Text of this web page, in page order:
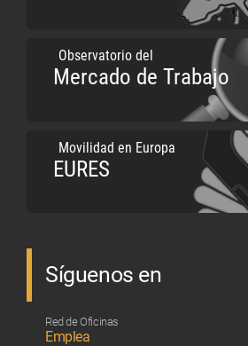
Observatorio del
Mercado de Trabajo
Movilidad en Europa
EURES
Síguenos en
Red de Oficinas
Emplea